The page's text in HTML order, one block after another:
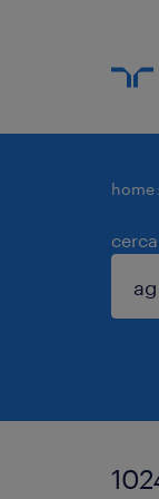
home
cerca